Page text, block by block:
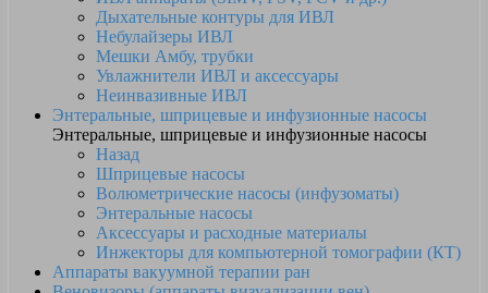
Дыхательные контуры для ИВЛ
Небулайзеры ИВЛ
Мешки Амбу, трубки
Увлажнители ИВЛ и аксессуары
Неинвазивные ИВЛ
Энтеральные, шприцевые и инфузионные насосы
Энтеральные, шприцевые и инфузионные насосы
Назад
Шприцевые насосы
Волюметрические насосы (инфузоматы)
Энтеральные насосы
Аксессуары и расходные материалы
Инжекторы для компьютерной томографии (КТ)
Аппараты вакуумной терапии ран